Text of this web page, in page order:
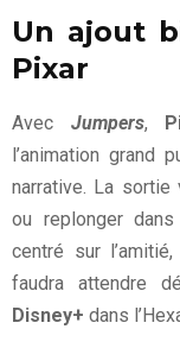
Un ajout
Pixar
Avec Jumpers,
l’animation grand
narrative. La sortie
ou replonger
centré sur
faudra attendre
Disney+ dans